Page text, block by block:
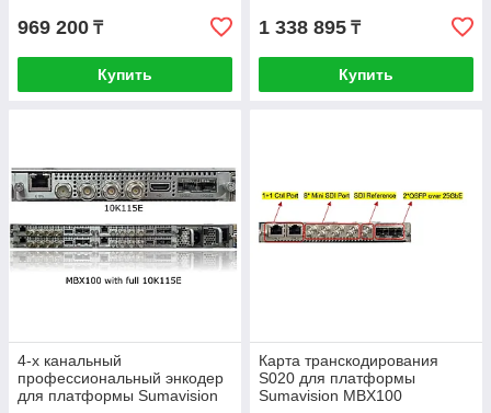
969 200 ₸
Купить
1 338 895 ₸
Купить
4-х канальный
профессиональный энкодер
для платформы Sumavision
Карта транскодирования
S020 для платформы
Sumavision MBX100